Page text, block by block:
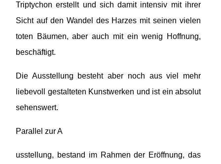
Triptychon erstellt und sich damit intensiv mit ihrer
Sicht auf den Wandel des Harzes mit seinen vielen
toten Bäumen, aber auch mit ein wenig Hoffnung,
beschäftigt.
Die Ausstellung besteht aber noch aus viel mehr
liebevoll gestalteten Kunstwerken und ist ein absolut
sehenswert.
Parallel zur A
usstellung, bestand im Rahmen der Eröffnung, das